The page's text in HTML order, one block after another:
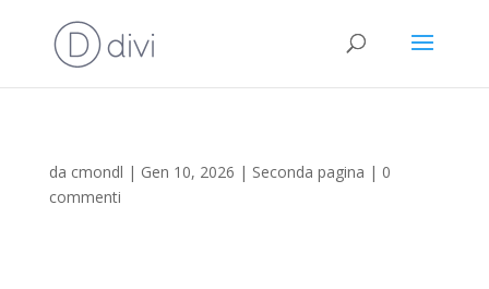
da cmondl | Gen 10, 2026 | Seconda pagina | 0
commenti